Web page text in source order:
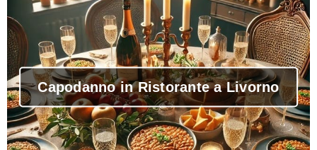
Capodanno in Ristorante a Livorno